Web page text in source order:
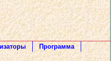
Программа